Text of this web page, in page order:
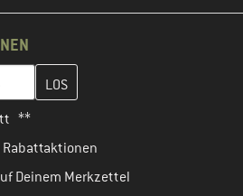
ein und erstelle im nächsten
**
Rabattaktionen
Deinem Merkzettel